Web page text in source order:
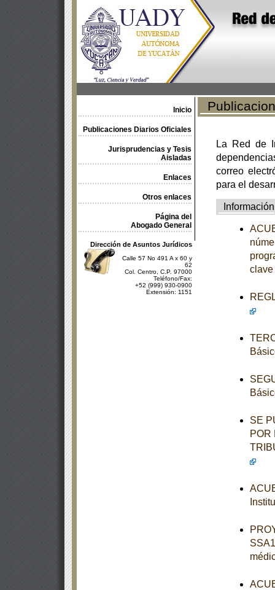
Inicio
Publicaciones Diarios Oficiales
Jurisprudencias y Tesis
Aisladas
Enlaces
Otros enlaces
Página del
Abogado General
Dirección de Asuntos Jurídicos
Calle 57 No 491 A x 60 y
62
Col. Centro, C.P. 97000
Teléfono/Fax:
+52 (999) 930-0900
Extensión: 1151
La Red de
correo
para el
Información
SE
POR